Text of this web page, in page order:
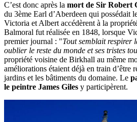
C’est donc après la mort de Sir Robert
du 3ème Earl d’Aberdeen qui possédait
Victoria et Albert accédèrent à la
Balmoral fut réalisée en 1848, lorsque
premier journal : "Tout semblait respirer
oublier le reste du monde et ses tristes
propriété voisine de Birkhall au même
améliorations étaient déjà en train d’être
jardins et les bâtiments du domaine. Le
le peintre James Giles y participèrent.